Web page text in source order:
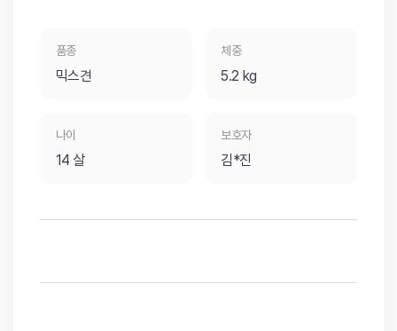
품종
믹스견
체중
5.2 kg
나이
14 살
보호자
김*진